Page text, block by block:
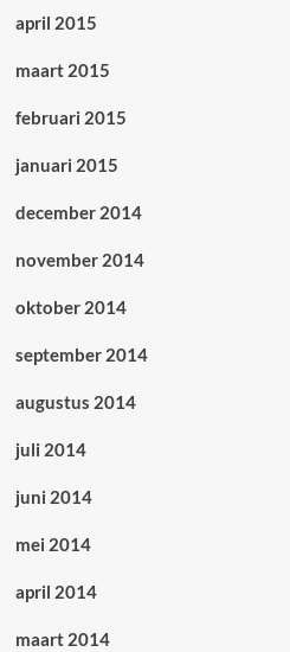
april 2015
maart 2015
februari 2015
januari 2015
december 2014
november 2014
oktober 2014
september 2014
augustus 2014
juli 2014
juni 2014
mei 2014
april 2014
maart 2014